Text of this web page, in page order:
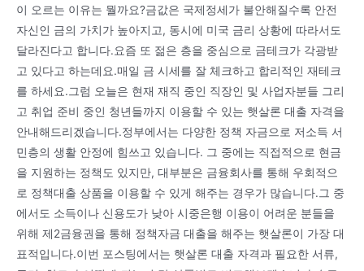
이 오르는 이유는 뭘까요?금값은 국제정세가 불안해질수록 안전
자신인 금의 가치가 높아지고, 동시에 미국 금리 상황에 따라서도
달라진다고 합니다.요즘 또 젊은 층을 중심으로 금테크가 각광받
고 있다고 하는데요.매일 금 시세를 잘 체크하고 합리적인 재테크
를 하세요.그럼 오늘은 현재 재직 중인 직장인 및 사업자분들 그리
고 취업 준비 중인 청년들까지 이용할 수 있는 햇살론 대출 자격을
안내해드리겠습니다.정부에서는 다양한 정책 자금으로 저소득 서
민층의 생활 안정에 힘쓰고 있습니다. 그 중에는 직접적으로 현금
을 지원하는 정책도 있지만, 대부분은 금융회사를 통해 우회적으
로 정책대출 상품을 이용할 수 있게 해주는 경우가 많습니다.그 중
에서도 소득이나 신용도가 낮아 시중은행 이용이 어려운 분들을
위해 제2금융권을 통해 정책자금 대출을 해주는 햇살론이 가장 대
표적입니다.이번 포스팅에서는 햇살론 대출 자격과 필요한 서류,